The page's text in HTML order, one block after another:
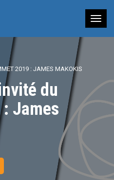
à
2019 : JAMES MAKOKIS
du
James